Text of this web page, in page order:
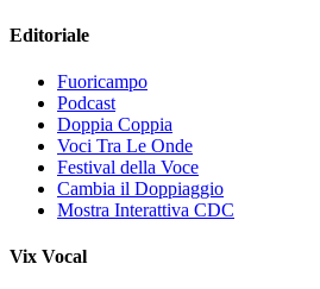
Editoriale
Fuoricampo
Podcast
Doppia Coppia
Voci Tra Le Onde
Festival della Voce
Cambia il Doppiaggio
Mostra Interattiva CDC
Vix Vocal